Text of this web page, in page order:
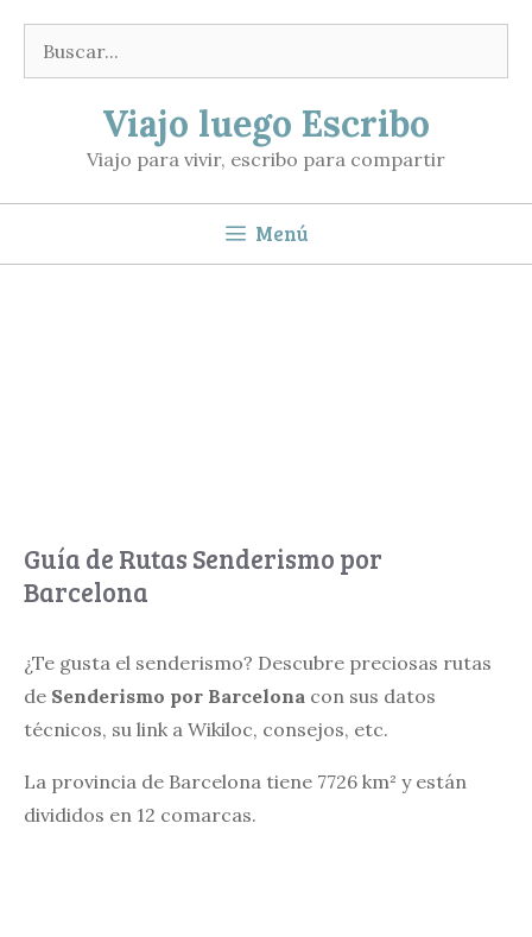
contenido
Buscar:
Viajo luego Escribo
Viajo para vivir, escribo para compartir
Menú
Guía de Rutas Senderismo por
Barcelona
¿Te gusta el senderismo? Descubre preciosas rutas
de Senderismo por Barcelona con sus datos
técnicos, su link a Wikiloc, consejos, etc.
La provincia de Barcelona tiene 7726 km² y están
divididos en 12 comarcas.